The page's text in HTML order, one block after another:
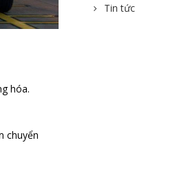
hóa.
chuyển
Tin tức